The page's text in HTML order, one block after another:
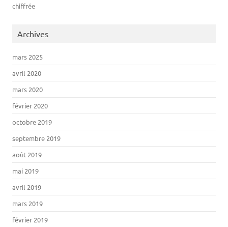
chiffrée
Archives
mars 2025
avril 2020
mars 2020
février 2020
octobre 2019
septembre 2019
août 2019
mai 2019
avril 2019
mars 2019
février 2019